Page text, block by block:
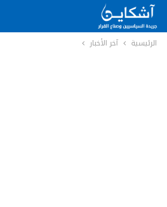
الرئيسية آخر الأخبار